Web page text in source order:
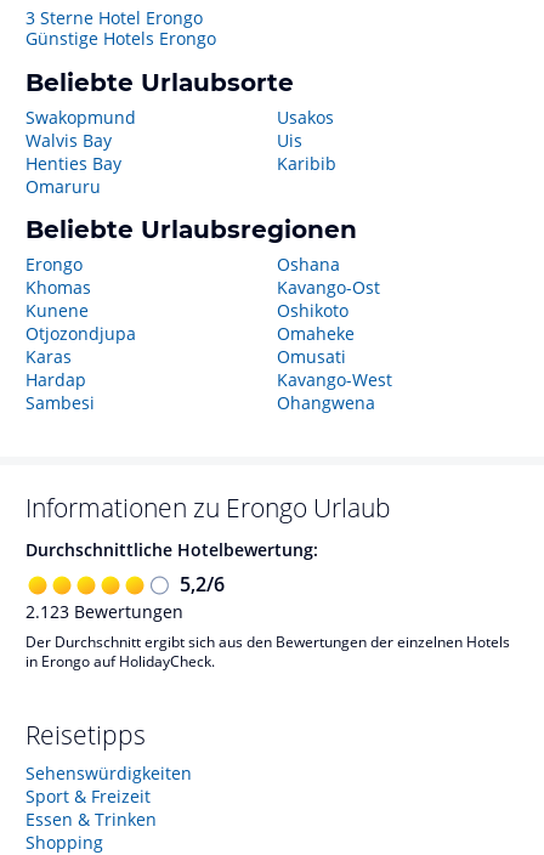
3 Sterne Hotel Erongo
Günstige Hotels Erongo
Beliebte Urlaubsorte
Swakopmund
Walvis Bay
Henties Bay
Omaruru
Usakos
Uis
Karibib
Beliebte Urlaubsregionen
Erongo
Khomas
Kunene
Otjozondjupa
Karas
Hardap
Sambesi
Oshana
Kavango-Ost
Oshikoto
Omaheke
Omusati
Kavango-West
Ohangwena
Informationen zu Erongo Urlaub
Durchschnittliche Hotelbewertung:
5,2/6
2.123 Bewertungen
Der Durchschnitt ergibt sich aus den Bewertungen der einzelnen Hotels
in Erongo auf HolidayCheck.
Reisetipps
Sehenswürdigkeiten
Sport & Freizeit
Essen & Trinken
Shopping